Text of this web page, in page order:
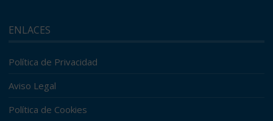
ENLACES
Política de Privacidad
Aviso Legal
Política de Cookies